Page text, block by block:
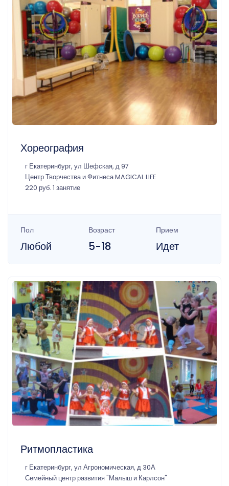
Хореография
г Екатеринбург, ул Шефская, д 97
Центр Творчества и Фитнеса MAGICAL LIFE
220 руб. 1 занятие
Пол
Любой
Возраст
5-18
Прием
Идет
Ритмопластика
г Екатеринбург, ул Агрономическая, д 30А
Семейный центр развития "Малыш и Карлсон"